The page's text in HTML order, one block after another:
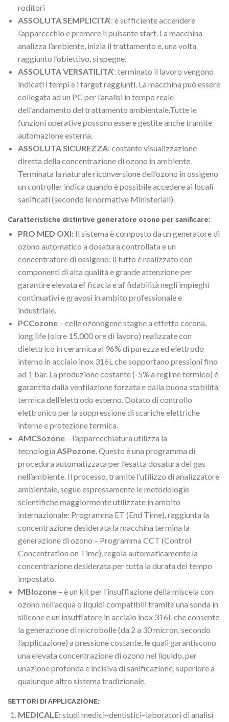
roditori
ASSOLUTA SEMPLICITA’: è sufficiente accendere
l’apparecchio e premere il pulsante start. La macchina
analizza l’ambiente, inizia il trattamento e, una volta
raggiunto l’obiettivo, si spegne.
ASSOLUTA VERSATILITA’: terminato il lavoro vengono
indicati i tempi e i target raggiunti. La macchina può essere
collegata ad un PC per l’analisi in tempo reale
dell’andamento del trattamento ambientale.Tutte le
funzioni operative possono essere gestite anche tramite
automazione esterna.
ASSOLUTA SICUREZZA: costante visualizzazione
diretta della concentrazione di ozono in ambiente.
Terminata la naturale riconversione dell’ozono in ossigeno
un controller indica quando è possibile accedere ai locali
sanificati (secondo le normative Ministeriali).
Caratteristiche distintive generatore ozono per sanificare:
PRO MED OXI: Il sistema è composto da un generatore di
ozono automatico a dosatura controllata e un
concentratore di ossigeno; il tutto è realizzato con
componenti di alta qualità e grande attenzione per
garantire elevata ef ficacia e af fidabilità negli impieghi
continuativi e gravosi in ambito professionale e
industriale.
PCCozone – celle ozonogene stagne a effetto corona,
long life (oltre 15.000 ore di lavoro) realizzate con
dielettrico in ceramica al 96% di purezza ed elettrodo
interno in acciaio inox 316L che sopportano pressioni fino
ad 1 bar. La produzione costante (-5% a regime termico) è
garantita dalla ventilazione forzata e dalla buona stabilità
termica dell’elettrodo esterno. Dotato di controllo
elettronico per la soppressione di scariche elettriche
interne e protezione termica.
AMCSozone – l’apparecchiatura utilizza la
tecnologia ASPozone . Questo è una programma di
procedura automatizzata per l’esatta dosatura del gas
nell’ambiente. Il processo, tramite l’utilizzo di analizzatore
ambientale, segue espressamente le metodologie
scientifiche maggiormente utilizzate in ambito
internazionale: Programma ET (End Time), raggiunta la
concentrazione desiderata la macchina termina la
generazione di ozono – Programma CCT (Control
Concentration on Time), regola automaticamente la
concentrazione desiderata per tutta la durata del tempo
impostato.
MBIozone – è un kit per l’insufflazione della miscela con
ozono nell’acqua o liquidi compatibili tramite una sonda in
silicone e un insufflatore in acciaio inox 316L che consente
la generazione di microbolle (da 2 a 30 micron, secondo
l’applicazione) a pressione costante, le quali garantiscono
una elevata concentrazione di ozono nel liquido, per
un’azione profonda e incisiva di sanificazione, superiore a
qualunque altro sistema tradizionale.
SETTORI DI APPLICAZIONE:
MEDICALE:studi medici–dentistici–laboratori di analisi